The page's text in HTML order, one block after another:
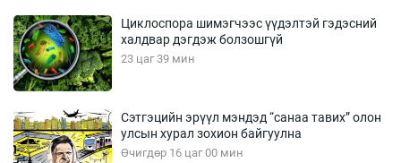
Циклоспора шимэгчээс үүдэлтэй гэдэсний
халдвар дэгдэж болзошгүй
23 цаг 39 мин
Сэтгэцийн эрүүл мэндэд “санаа тавих” олон
улсын хурал зохион байгуулна
Өчигдөр 16 цаг 00 мин